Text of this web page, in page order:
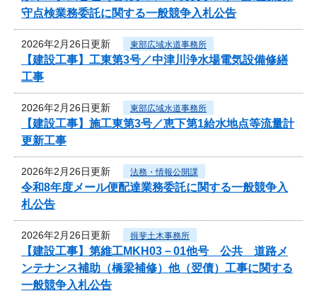
守点検業務委託に関する一般競争入札公告
2026年2月26日更新 東部広域水道事務所
【建設工事】工東第3号／中津川浄水場電気設備修繕
工事
2026年2月26日更新 東部広域水道事務所
【建設工事】施工東第3号／恵下第1給水地点等流量計
更新工事
2026年2月26日更新 法務・情報公開課
令和8年度メール便配達業務委託に関する一般競争入
札公告
2026年2月26日更新 揖斐土木事務所
【建設工事】第維工MKH03－01他号 公共 道路メ
ンテナンス補助（橋梁補修）他（翌債）工事に関する
一般競争入札公告